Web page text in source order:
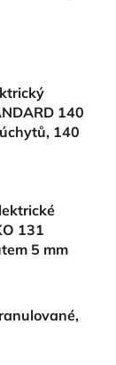
140
140
131
5 mm